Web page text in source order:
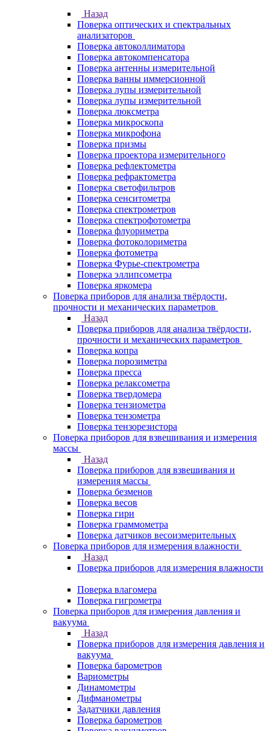
Назад
Поверка оптических и спектральных
анализаторов
Поверка автоколлиматора
Поверка автокомпенсатора
Поверка антенны измерительной
Поверка ванны иммерсионной
Поверка лупы измерительной
Поверка лупы измерительной
Поверка люксметра
Поверка микроскопа
Поверка микрофона
Поверка призмы
Поверка проектора измерительного
Поверка рефлектометра
Поверка рефрактометра
Поверка светофильтров
Поверка сенситометра
Поверка спектрометров
Поверка спектрофотометра
Поверка флуориметра
Поверка фотоколориметра
Поверка фотометра
Поверка Фурье-спектрометра
Поверка эллипсометра
Поверка яркомера
Поверка приборов для анализа твёрдости,
прочности и механических параметров
Назад
Поверка приборов для анализа твёрдости,
прочности и механических параметров
Поверка копра
Поверка порозиметра
Поверка пресса
Поверка релаксометра
Поверка твердомера
Поверка тензиометра
Поверка тензометра
Поверка тензорезистора
Поверка приборов для взвешивания и измерения
массы
Назад
Поверка приборов для взвешивания и
измерения массы
Поверка безменов
Поверка весов
Поверка гири
Поверка граммометра
Поверка датчиков весоизмерительных
Поверка приборов для измерения влажности
Назад
Поверка приборов для измерения влажности
Поверка влагомера
Поверка гигрометра
Поверка приборов для измерения давления и
вакуума
Назад
Поверка приборов для измерения давления и
вакуума
Поверка барометров
Вариометры
Динамометры
Дифманометры
Задатчики давления
Поверка барометров